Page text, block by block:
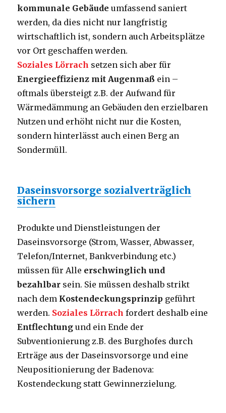
kommunale Gebäude umfassend saniert
werden, da dies nicht nur langfristig
wirtschaftlich ist, sondern auch Arbeitsplätze
vor Ort geschaffen werden.
Soziales Lörrach setzen sich aber für
Energieeffizienz mit Augenmaß ein –
oftmals übersteigt z.B. der Aufwand für
Wärmedämmung an Gebäuden den erzielbaren
Nutzen und erhöht nicht nur die Kosten,
sondern hinterlässt auch einen Berg an
Sondermüll.
Daseinsvorsorge sozialverträglich
sichern
Produkte und Dienstleistungen der
Daseinsvorsorge (Strom, Wasser, Abwasser,
Telefon/Internet, Bankverbindung etc.)
müssen für Alle erschwinglich und
bezahlbar sein. Sie müssen deshalb strikt
nach dem Kostendeckungsprinzip geführt
werden. Soziales Lörrach fordert deshalb eine
Entflechtung und ein Ende der
Subventionierung z.B. des Burghofes durch
Erträge aus der Daseinsvorsorge und eine
Neupositionierung der Badenova:
Kostendeckung statt Gewinnerzielung.